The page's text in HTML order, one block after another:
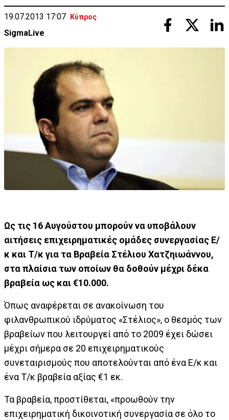
19.07.2013 17:07 Κύπρος
SigmaLive
Ως τις 16 Αυγούστου μπορούν να υποβάλουν
αιτήσεις επιχειρηματικές ομάδες συνεργασίας Ε/
κ και Τ/κ για τα Βραβεία Στέλιου Χατζηιωάννου,
στα πλαίσια των οποίων θα δοθούν μέχρι δέκα
βραβεία ως και €10.000.
Όπως αναφέρεται σε ανακοίνωση του
φιλανθρωπικού ιδρύματος «Στέλιος», ο θεσμός των
βραβείων που λειτουργεί από το 2009 έχει δώσει
μέχρι σήμερα σε 20 επιχειρηματικούς
συνεταιρισμούς που αποτελούνται από ένα Ε/κ και
ένα Τ/κ βραβεία αξίας €1 εκ.
Τα βραβεία, προστίθεται, «προωθούν την
επιχειρηματική δικοινοτική συνεργασία σε όλο το